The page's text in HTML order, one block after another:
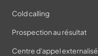
Cold calling
Prospection au résultat
Centre d'appel externalisé